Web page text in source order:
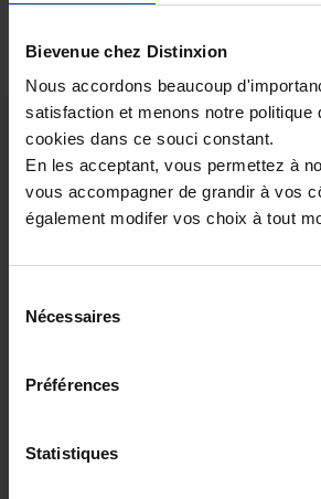
Bievenue chez Distinxion
Nous accordons beaucoup
satisfaction et menons notre politique
cookies dans ce souci constant.
En les acceptant, vous permettez à
vous accompagner de grandir à vos
également modifer vos choix à tout
Nécessaires
Préférences
Statistiques
Ces véhicules
intéresser